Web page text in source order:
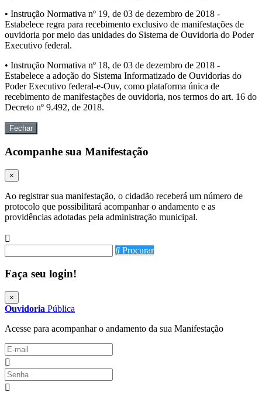
• Instrução Normativa nº 19, de 03 de dezembro de 2018 -
Estabelece regra para recebimento exclusivo de manifestações de
ouvidoria por meio das unidades do Sistema de Ouvidoria do Poder
Executivo federal.
• Instrução Normativa nº 18, de 03 de dezembro de 2018 -
Estabelece a adoção do Sistema Informatizado de Ouvidorias do
Poder Executivo federal-e-Ouv, como plataforma única de
recebimento de manifestações de ouvidoria, nos termos do art. 16 do
Decreto nº 9.492, de 2018.
Fechar
Acompanhe sua Manifestação
×
Ao registrar sua manifestação, o cidadão receberá um número de
protocolo que possibilitará acompanhar o andamento e as
providências adotadas pela administração municipal.
Procurar
Faça seu login!
×
Ouvidoria Pública
Acesse para acompanhar o andamento da sua Manifestação